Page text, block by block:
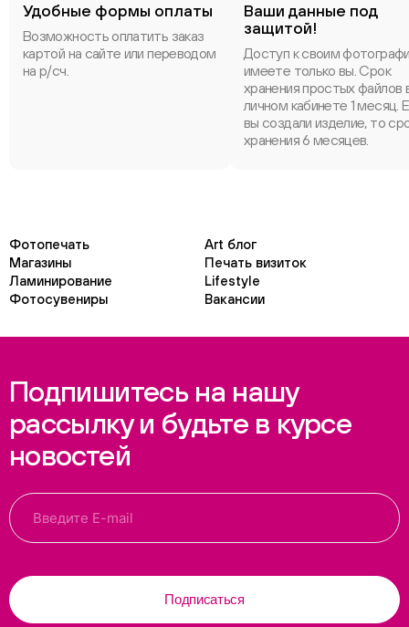
Удобные формы оплаты
Возможность оплатить заказ
картой на сайте или переводом
на р/сч.
Ваши данные под
защитой!
Доступ к своим
имеете только вы. Срок
хранения простых файлов
личном кабинете 1 месяц.
вы создали изделие, то
хранения 6 месяцев.
Фотопечать
Art блог
Магазины
Печать визиток
Ламинирование
Lifestyle
Фотосувениры
Вакансии
Подпишитесь на нашу
рассылку и будьте в курсе
новостей
Подписаться